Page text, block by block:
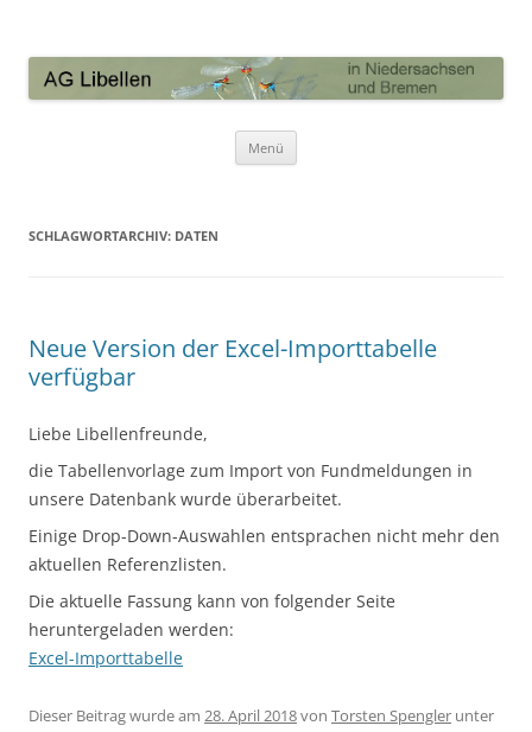
Bremen
Menü
SCHLAGWORTARCHIV: DATEN
Neue Version der Excel-Importtabelle
verfügbar
Liebe Libellenfreunde,
die Tabellenvorlage zum Import von Fundmeldungen in
unsere Datenbank wurde überarbeitet.
Einige Drop-Down-Auswahlen entsprachen nicht mehr den
aktuellen Referenzlisten.
Die aktuelle Fassung kann von folgender Seite
heruntergeladen werden:
Excel-Importtabelle
Dieser Beitrag wurde am 28. April 2018von Torsten Spengler unter